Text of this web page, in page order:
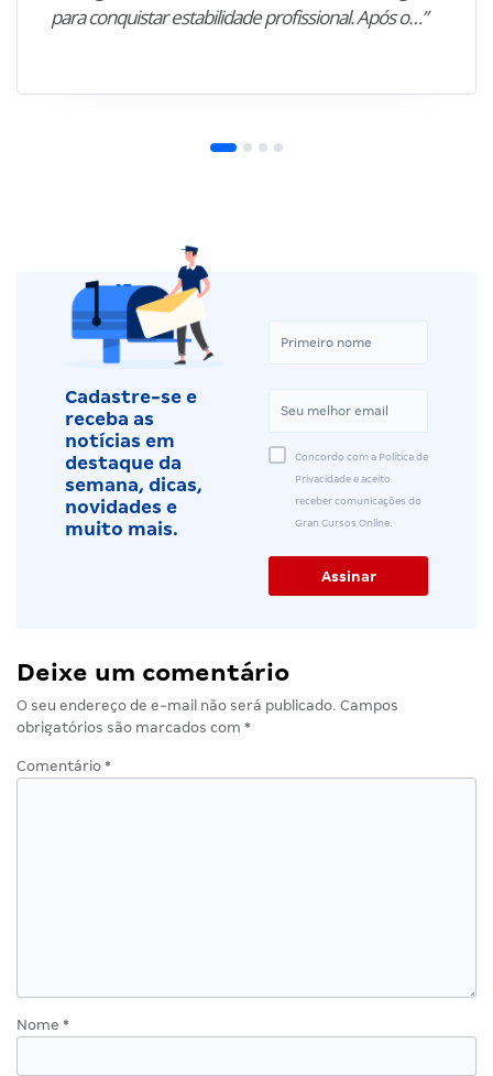
para conquistar estabilidade profissional. Após o…”
Cadastre-se e
receba as
notícias em
destaque da
semana, dicas,
novidades e
muito mais.
Concordo com a Política de
Privacidade e aceito
receber comunicações do
Gran Cursos Online.
Deixe um comentário
O seu endereço de e-mail não será publicado. Campos
obrigatórios são marcados com *
Comentário *
Nome *